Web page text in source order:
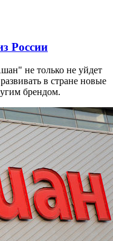
России
не только не уйдет
в стране новые
брендом.